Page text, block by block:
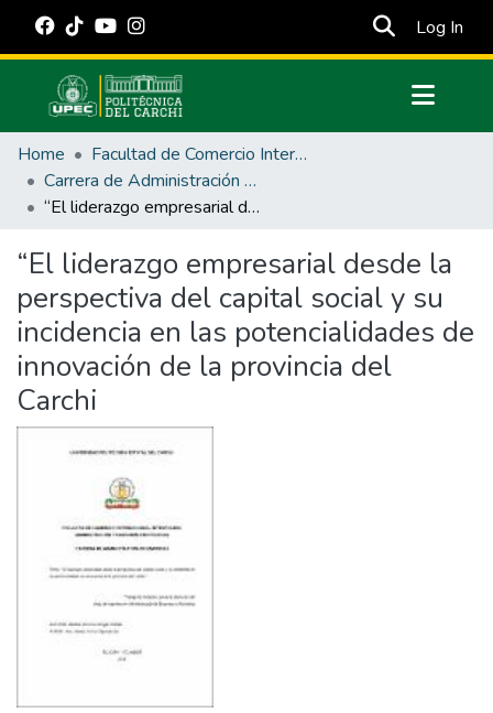
Log In
Communities & Collections
All of DSpace
Statistics
Estadísticas Externas
Manuales
Home
Facultad de Comercio Internacional, Integración, Administración y Economía Empresarial
Carrera de Administración de Empresas y Marketing
“El liderazgo empresarial desde la perspectiva del capital social y su incidencia en las potencialidades de innovación de la provincia del Carchi
“El liderazgo empresarial desde la
perspectiva del capital social y su
incidencia en las potencialidades de
innovación de la provincia del
Carchi